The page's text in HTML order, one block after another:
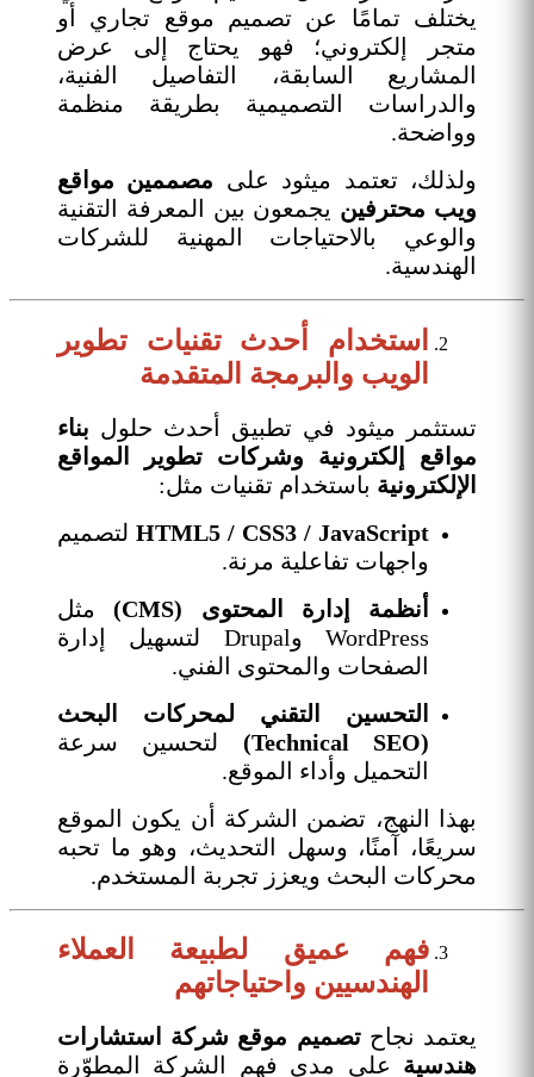
يختلف تمامًا عن تصميم موقع تجاري أو
متجر إلكتروني؛ فهو يحتاج إلى عرض
المشاريع السابقة، التفاصيل الفنية،
والدراسات التصميمية بطريقة منظمة
وواضحة.
ولذلك، تعتمد ميثود على مصممين مواقع
ويب محترفين يجمعون بين المعرفة التقنية
والوعي بالاحتياجات المهنية للشركات
الهندسية.
استخدام أحدث تقنيات تطوير
الويب والبرمجة المتقدمة
تستثمر ميثود في تطبيق أحدث حلول بناء
مواقع إلكترونية وشركات تطوير المواقع
الإلكترونية باستخدام تقنيات مثل:
HTML5 / CSS3 / JavaScript لتصميم
واجهات تفاعلية مرنة.
أنظمة إدارة المحتوى (CMS)
مثل
WordPress وDrupal لتسهيل إدارة
الصفحات والمحتوى الفني.
التحسين التقني لمحركات البحث
(Technical SEO)
لتحسين سرعة
التحميل وأداء الموقع.
بهذا النهج، تضمن الشركة أن يكون الموقع
سريعًا، آمنًا، وسهل التحديث، وهو ما تحبه
محركات البحث ويعزز تجربة المستخدم.
فهم عميق لطبيعة العملاء
الهندسيين واحتياجاتهم
يعتمد نجاحتصميم موقع شركة استشارات
هندسية على مدى فهم الشركة المطوّرة